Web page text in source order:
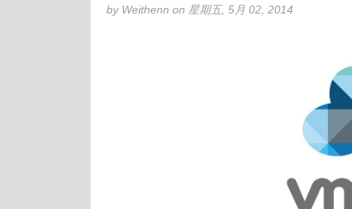
by Weithenn on 星期五, 5月 02, 2014